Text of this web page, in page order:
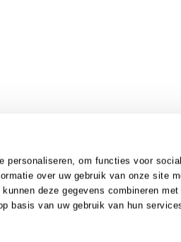
personaliseren, om functies voor
over uw gebruik van onze site
deze gegevens combineren
basis van uw gebruik van hun